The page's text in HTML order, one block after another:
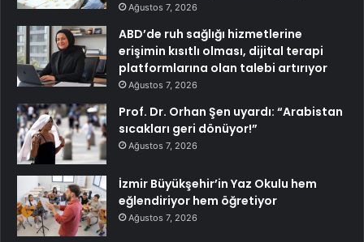
Ağustos 7, 2026
ABD’de ruh sağlığı hizmetlerine
erişimin kısıtlı olması, dijital terapi
platformlarına olan talebi artırıyor
Ağustos 7, 2026
Prof. Dr. Orhan Şen uyardı: “Arabistan
sıcakları geri dönüyor!”
Ağustos 7, 2026
İzmir Büyükşehir’in Yaz Okulu hem
eğlendiriyor hem öğretiyor
Ağustos 7, 2026